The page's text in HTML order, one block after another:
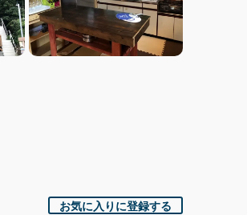
お気に入りに登録する